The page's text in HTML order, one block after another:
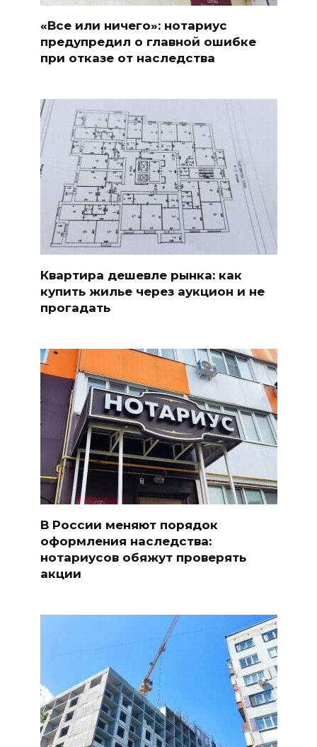
«Все или ничего»: нотариус
предупредил о главной ошибке
при отказе от наследства
Квартира дешевле рынка: как
купить жилье через аукцион и не
прогадать
В России меняют порядок
оформления наследства:
нотариусов обяжут проверять
акции